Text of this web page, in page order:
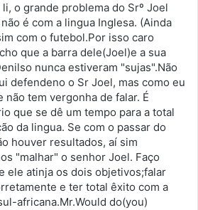
s
e
:
o grande problema do Srº Joel
é com a lingua Inglesa. (Ainda
com o futebol.Por isso caro
que a barra dele(Joel)e a sua
nunca estiveram "sujas".Não
defendeno o Sr Joel, mas como eu
não tem vergonha de falar. É
que se dê um tempo para a total
da lingua. Se com o passar do
houver resultados, aí sim
"malhar" o senhor Joel. Faço
ele atinja os dois objetivos;falar
e ter total êxito com a
africana.Mr.Would do(you)